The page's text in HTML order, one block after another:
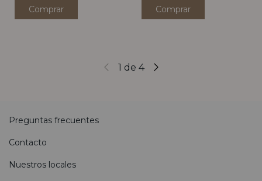
Comprar Comprar
1 de 4
Preguntas frecuentes
Contacto
Nuestros locales